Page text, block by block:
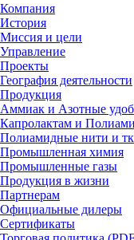
Компания
История
Миссия и цели
Управление
Проекты
География деятельности
Продукция
Аммиак и Азотные
Капролактам и
Полиамидные нити и
Промышленная химия
Промышленные газы
Продукция в жизни
Партнерам
Официальные дилеры
Сертификаты